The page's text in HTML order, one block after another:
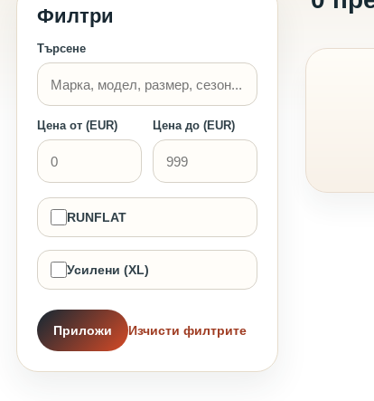
Филтри
Търсене
Цена от (EUR) Цена до (EUR)
RUNFLAT
Усилени (XL)
Приложи Изчисти филтрите